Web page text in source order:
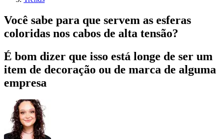
Você sabe para que servem as esferas
coloridas nos cabos de alta tensão?
É bom dizer que isso está longe de ser um
item de decoração ou de marca de alguma
empresa